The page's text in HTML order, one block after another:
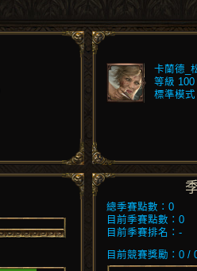
卡蘭德_
等級 100
標準模
總季賽點數：0
目前季賽點數：0
目前季賽排名：-
目前競賽獎勵：0 /